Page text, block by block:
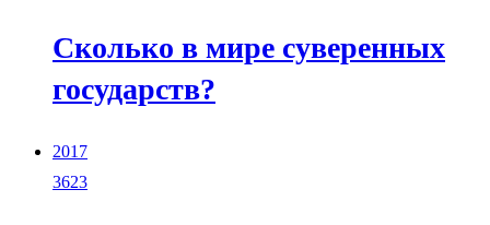
Сколько в мире суверенных
государств?
2017
3623